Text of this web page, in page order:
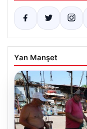
Yan Manşet